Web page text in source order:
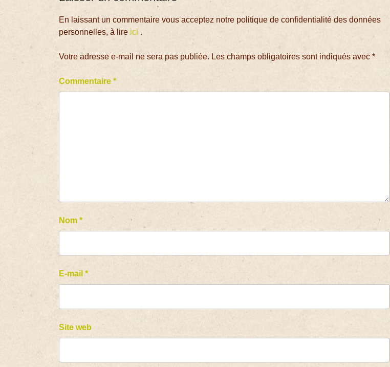
En laissant un commentaire vous acceptez notre politique de confidentialité des données
personnelles, à lire ici .
Votre adresse e-mail ne sera pas publiée. Les champs obligatoires sont indiqués avec*
Commentaire*
Nom*
E-mail*
Site web